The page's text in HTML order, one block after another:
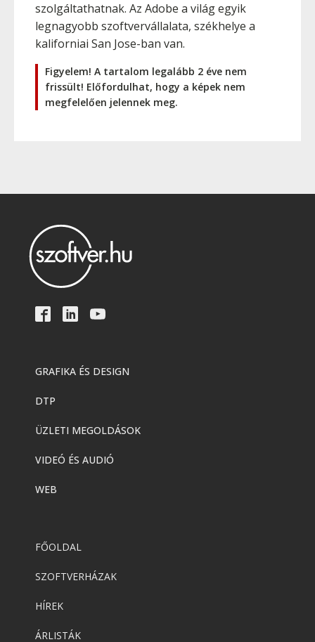
szolgáltathatnak. Az Adobe a világ egyik
legnagyobb szoftvervállalata, székhelye a
kaliforniai San Jose-ban van.
Figyelem! A tartalom legalább 2 éve nem
frissült! Előfordulhat, hogy a képek nem
megfelelően jelennek meg.
GRAFIKA ÉS DESIGN
DTP
ÜZLETI MEGOLDÁSOK
VIDEÓ ÉS AUDIÓ
WEB
FŐOLDAL
SZOFTVERHÁZAK
HÍREK
ÁRLISTÁK